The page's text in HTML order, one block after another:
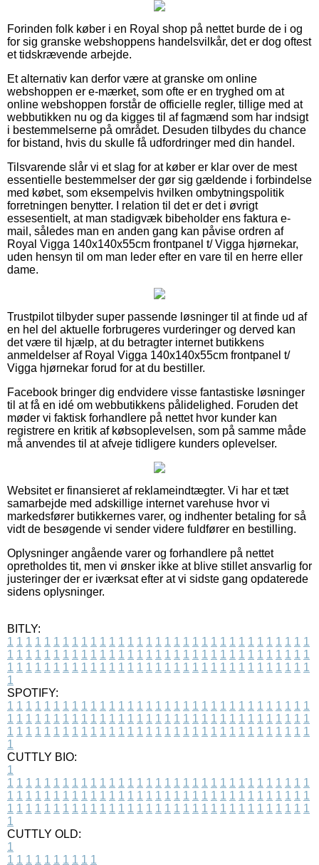
Forinden folk køber i en Royal shop på nettet burde de i og
for sig granske webshoppens handelsvilkår, det er dog oftest
et tidskrævende arbejde.
Et alternativ kan derfor være at granske om online
webshoppen er e-mærket, som ofte er en tryghed om at
online webshoppen forstår de officielle regler, tillige med at
webbutikken nu og da kigges til af fagmænd som har indsigt
i bestemmelserne på området. Desuden tilbydes du chance
for bistand, hvis du skulle få udfordringer med din handel.
Tilsvarende slår vi et slag for at køber er klar over de mest
essentielle bestemmelser der gør sig gældende i forbindelse
med købet, som eksempelvis hvilken ombytningspolitik
forretningen benytter. I relation til det er det i øvrigt
essesentielt, at man stadigvæk bibeholder ens faktura e-
mail, således man en anden gang kan påvise ordren af
Royal Vigga 140x140x55cm frontpanel t/ Vigga hjørnekar,
uden hensyn til om man leder efter en vare til en herre eller
dame.
Trustpilot tilbyder super passende løsninger til at finde ud af
en hel del aktuelle forbrugeres vurderinger og derved kan
det være til hjælp, at du betragter internet butikkens
anmeldelser af Royal Vigga 140x140x55cm frontpanel t/
Vigga hjørnekar forud for at du bestiller.
Facebook bringer dig endvidere visse fantastiske løsninger
til at få en idé om webbutikkens pålidelighed. Foruden det
møder vi faktisk forhandlere på nettet hvor kunder kan
registrere en kritik af købsoplevelsen, som på samme måde
må anvendes til at afveje tidligere kunders oplevelser.
Websitet er finansieret af reklameindtægter. Vi har et tæt
samarbejde med adskillige internet varehuse hvor vi
markedsfører butikkernes varer, og indhenter betaling for så
vidt de besøgende vi sender videre fuldfører en bestilling.
Oplysninger angående varer og forhandlere på nettet
opretholdes tit, men vi ønsker ikke at blive stillet ansvarlig for
justeringer der er iværksat efter at vi sidste gang opdaterede
sidens oplysninger.
BITLY:
1 1 1 1 1 1 1 1 1 1 1 1 1 1 1 1 1 1 1 1 1 1 1 1 1 1 1 1 1 1 1 1 1
1 1 1 1 1 1 1 1 1 1 1 1 1 1 1 1 1 1 1 1 1 1 1 1 1 1 1 1 1 1 1 1 1
1 1 1 1 1 1 1 1 1 1 1 1 1 1 1 1 1 1 1 1 1 1 1 1 1 1 1 1 1 1 1 1 1
1
SPOTIFY:
1 1 1 1 1 1 1 1 1 1 1 1 1 1 1 1 1 1 1 1 1 1 1 1 1 1 1 1 1 1 1 1 1
1 1 1 1 1 1 1 1 1 1 1 1 1 1 1 1 1 1 1 1 1 1 1 1 1 1 1 1 1 1 1 1 1
1 1 1 1 1 1 1 1 1 1 1 1 1 1 1 1 1 1 1 1 1 1 1 1 1 1 1 1 1 1 1 1 1
1
CUTTLY BIO:
1
1 1 1 1 1 1 1 1 1 1 1 1 1 1 1 1 1 1 1 1 1 1 1 1 1 1 1 1 1 1 1 1 1
1 1 1 1 1 1 1 1 1 1 1 1 1 1 1 1 1 1 1 1 1 1 1 1 1 1 1 1 1 1 1 1 1
1 1 1 1 1 1 1 1 1 1 1 1 1 1 1 1 1 1 1 1 1 1 1 1 1 1 1 1 1 1 1 1 1
1
CUTTLY OLD:
1
1 1 1 1 1 1 1 1 1 1